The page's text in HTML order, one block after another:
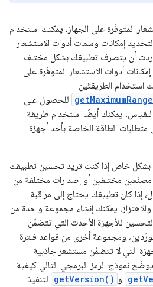
المتوفّرة على الجهاز، يمكنك استخدام
لتحديد إمكانات وسمات أدوات الاستشعار
أردت أن يتصرف تطبيقك بشكل مختلف
أدوات الاستشعار المتوفّرة على
استخدام الطريقتَين
للحصول على
يمكنك أيضًا استخدام طريقة
الطاقة الخاصة بأحد أجهزة
بشكل خاص إذا كنت تريد تحسين تطبيقك
مختلفين أو إصدارات مختلفة من
إذا كان تطبيقك يحتاج إلى مراقبة
والاهتزاز، يمكنك إنشاء مجموعة واحدة من
للأجهزة الأحدث التي تتضمّن
ومجموعة أخرى من قواعد فلترة
التي لا تتضمّن مستشعر جاذبية
نموذج الرمز البرمجي التالي كيفية
و getVersion() لتنفيذ